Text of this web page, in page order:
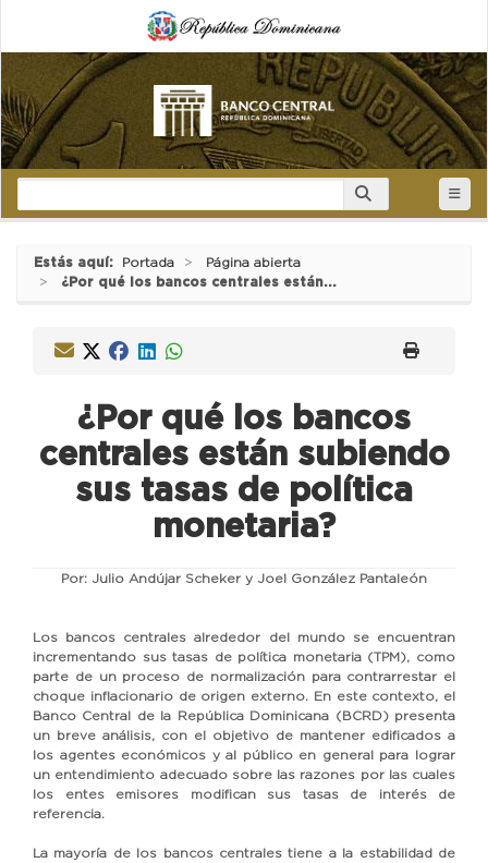
Estás aquí: Portada
Página abierta
¿Por qué los bancos centrales están...
¿Por qué los bancos
centrales están subiendo
sus tasas de política
monetaria?
Por: Julio Andújar Scheker y Joel González Pantaleón
Los bancos centrales alrededor del mundo se encuentran
incrementando sus tasas de política monetaria (TPM), como
parte de un proceso de normalización para contrarrestar el
choque inflacionario de origen externo. En este contexto, el
Banco Central de la República Dominicana (BCRD) presenta
un breve análisis, con el objetivo de mantener edificados a
los agentes económicos y al público en general para lograr
un entendimiento adecuado sobre las razones por las cuales
los entes emisores modifican sus tasas de interés de
referencia.
La mayoría de los bancos centrales tiene a la estabilidad de